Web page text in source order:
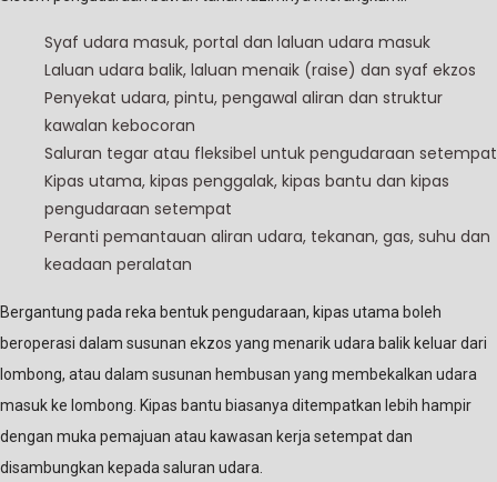
Syaf udara masuk, portal dan laluan udara masuk
Laluan udara balik, laluan menaik (raise) dan syaf ekzos
Penyekat udara, pintu, pengawal aliran dan struktur
kawalan kebocoran
Saluran tegar atau fleksibel untuk pengudaraan setempat
Kipas utama, kipas penggalak, kipas bantu dan kipas
pengudaraan setempat
Peranti pemantauan aliran udara, tekanan, gas, suhu dan
keadaan peralatan
Bergantung pada reka bentuk pengudaraan, kipas utama boleh
beroperasi dalam susunan ekzos yang menarik udara balik keluar dari
lombong, atau dalam susunan hembusan yang membekalkan udara
masuk ke lombong. Kipas bantu biasanya ditempatkan lebih hampir
dengan muka pemajuan atau kawasan kerja setempat dan
disambungkan kepada saluran udara.